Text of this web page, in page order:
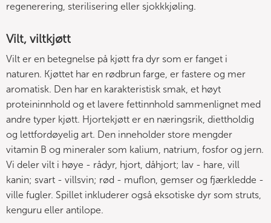
regenerering, sterilisering eller sjokkkjøling.
Vilt, viltkjøtt
Vilt er en betegnelse på kjøtt fra dyr som er fanget i
naturen. Kjøttet har en rødbrun farge, er fastere og mer
aromatisk. Den har en karakteristisk smak, et høyt
proteininnhold og et lavere fettinnhold sammenlignet med
andre typer kjøtt. Hjortekjøtt er en næringsrik, diettholdig
og lettfordøyelig art. Den inneholder store mengder
vitamin B og mineraler som kalium, natrium, fosfor og jern.
Vi deler vilt i høye - rådyr, hjort, dåhjort; lav - hare, vill
kanin; svart - villsvin; rød - muflon, gemser og fjærkledde -
ville fugler. Spillet inkluderer også eksotiske dyr som struts,
kenguru eller antilope.